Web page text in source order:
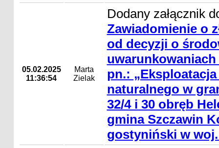
05.02.2025
11:36:54
Marta
Zielak
Dodany załącznik
Zawiadomienie o
od decyzji o
pn.: „Eksploatacja
naturalnego w
32/4 i 30 obręb
gmina Szczawin
gostyniński w